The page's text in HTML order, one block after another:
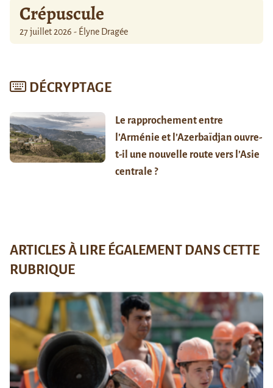
Crépuscule
27 juillet 2026 - Élyne Dragée
DÉCRYPTAGE
Le rapprochement entre
l’Arménie et l’Azerbaïdjan ouvre-
t-il une nouvelle route vers l’Asie
centrale ?
ARTICLES À LIRE ÉGALEMENT DANS CETTE
RUBRIQUE